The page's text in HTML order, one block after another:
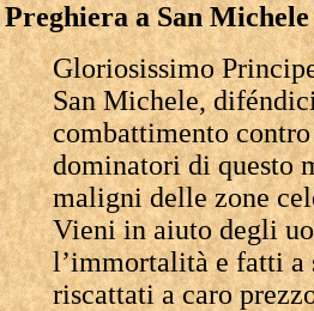
Preghiera a San
Gloriosissimo
San Michele,
combattimento
dominatori di questo
maligni delle zone
Vieni in aiuto degli
l’immortalità e fatti a
riscattati a caro